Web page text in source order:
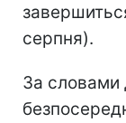
серпня).
За словами